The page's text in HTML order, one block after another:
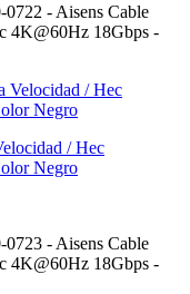
- Aisens Cable
4K@60Hz 18Gbps -
/ Hec
Negro
- Aisens Cable
4K@60Hz 18Gbps -